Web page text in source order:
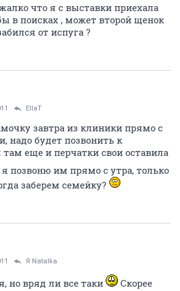
что я с выставки приехала
в поисках , может второй щенок
от испуга ?
EllaT
завтра из клиники прямо с
надо будет позвонить к
еще и перчатки свои оставила
я позвоню им прямо с утра, только
заберем семейку?
Я Natalka
но вряд ли все таки
Скорее